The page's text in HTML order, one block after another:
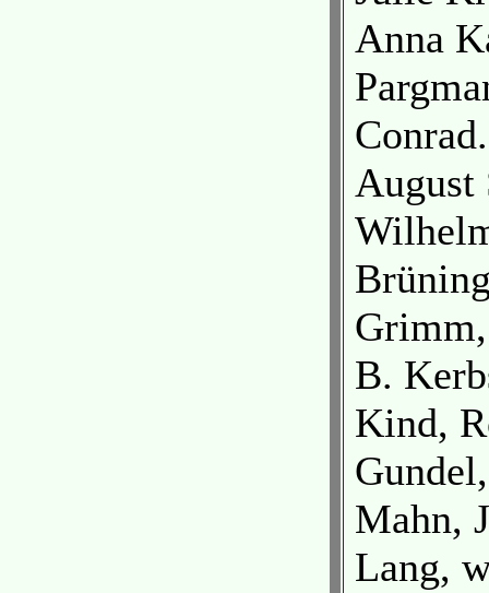
Anna
August
B.
Kind,
Mahn,
Lang,